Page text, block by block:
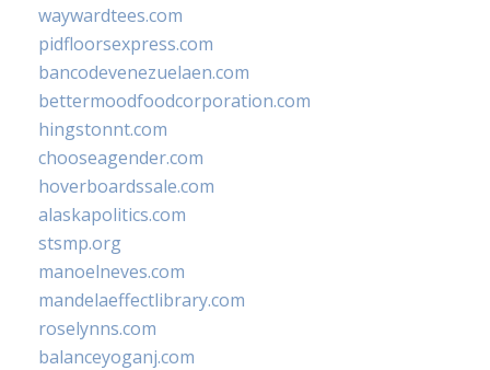
waywardtees.com
pidfloorsexpress.com
bancodevenezuelaen.com
bettermoodfoodcorporation.com
hingstonnt.com
chooseagender.com
hoverboardssale.com
alaskapolitics.com
stsmp.org
manoelneves.com
mandelaeffectlibrary.com
roselynns.com
balanceyoganj.com